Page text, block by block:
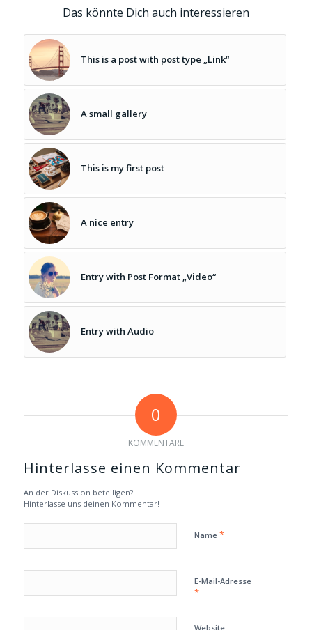
Das könnte Dich auch interessieren
This is a post with post type „Link“
A small gallery
This is my first post
A nice entry
Entry with Post Format „Video“
Entry with Audio
0
KOMMENTARE
Hinterlasse einen Kommentar
An der Diskussion beteiligen?
Hinterlasse uns deinen Kommentar!
Name *
E-Mail-Adresse
*
Website